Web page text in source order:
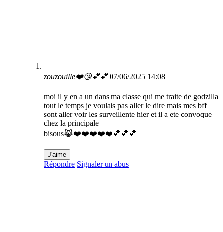
zouzouille❤️😘💕💕 07/06/2025 14:08
moi il y en a un dans ma classe qui me traite de godzilla
tout le temps je voulais pas aller le dire mais mes bff
sont aller voir les surveillente hier et il a ete convoque
chez la principale
bisous😹❤️❤️❤️❤️❤️💕💕💕
J'aime
Répondre Signaler un abus